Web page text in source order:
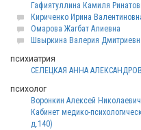
Гафиятуллина Камиля
Кириченко Ирина
Омарова Жагбат Алиевна
Швыркина Валерия
психиатрия
СЕЛЕЦКАЯ АННА
психолог
Воронкин Алексей Николаевич
Кабинет медико-
д.140)